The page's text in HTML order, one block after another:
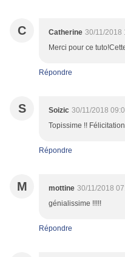
C Catherine 30/11/2018
Merci pour ce
Répondre
S Soizic 30/11/2018
Topissime !!
Répondre
M mottine 30/11/2018
génialissime !!!!!
Répondre